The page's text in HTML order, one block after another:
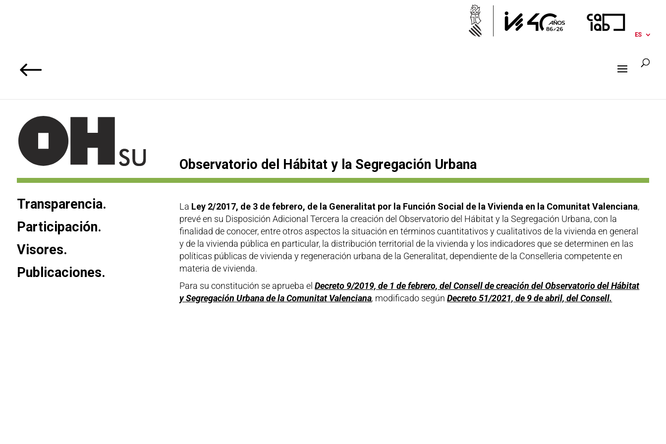
ES
Observatorio del Hábitat y la Segregación Urbana
Transparencia.
Participación.
Visores.
Publicaciones.
La Ley 2/2017, de 3 de febrero, de la Generalitat por la Función Social de la Vivienda en la Comunitat Valenciana,
prevé en su Disposición Adicional Tercera la creación del Observatorio del Hábitat y la Segregación Urbana, con la
finalidad de conocer, entre otros aspectos la situación en términos cuantitativos y cualitativos de la vivienda en general
y de la vivienda pública en particular, la distribución territorial de la vivienda y los indicadores que se determinen en las
políticas públicas de vivienda y regeneración urbana de la Generalitat, dependiente de la Conselleria competente en
materia de vivienda.
Para su constitución se aprueba elDecreto 9/2019, de 1 de febrero, del Consell de creación del Observatorio del Hábitat
y Segregación Urbana de la Comunitat Valenciana, modificado según Decreto 51/2021, de 9 de abril, del Consell.